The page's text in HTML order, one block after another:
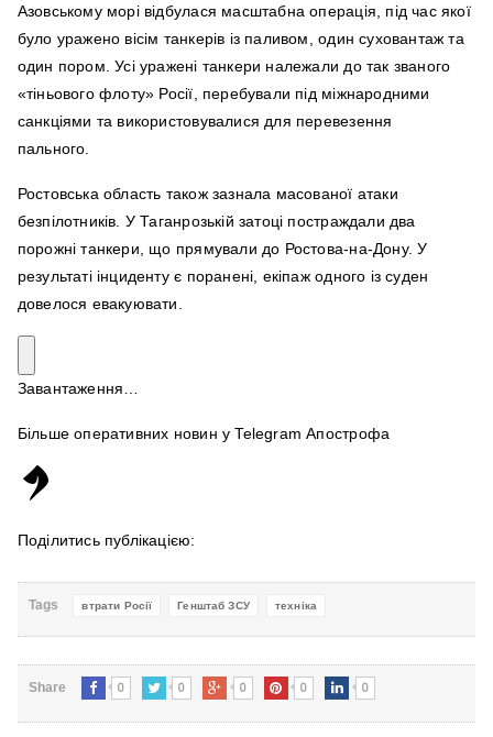
Азовському морі відбулася масштабна операція, під час якої
було уражено вісім танкерів із паливом, один суховантаж та
один пором. Усі уражені танкери належали до так званого
«тіньового флоту» Росії, перебували під міжнародними
санкціями та використовувалися для перевезення
пального.
Ростовська область також зазнала масованої атаки
безпілотників. У Таганрозькій затоці постраждали два
порожні танкери, що прямували до Ростова-на-Дону. У
результаті інциденту є поранені, екіпаж одного із суден
довелося евакуювати.
Завантаження…
Більше оперативних новин у Telegram Апострофа
Поділитись публікацією:
Tags втрати Росії Генштаб ЗСУ техніка
Share 0 0 0 0 0